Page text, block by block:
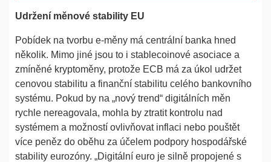
Udržení měnové stability EU
Pobídek na tvorbu e-měny má centrální banka hned
několik. Mimo jiné jsou to i stablecoinové asociace a
zmíněné kryptoměny, protože ECB má za úkol udržet
cenovou stabilitu a finanční stabilitu celého bankovního
systému. Pokud by na „nový trend“ digitálních měn
rychle nereagovala, mohla by ztratit kontrolu nad
systémem a možností ovlivňovat inflaci nebo pouštět
více peněz do oběhu za účelem podpory hospodářské
stability eurozóny. „Digitální euro je silně propojené s